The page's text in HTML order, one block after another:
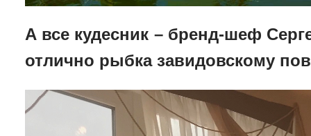
А все кудесник – бренд-шеф
отлично рыбка завидовскому